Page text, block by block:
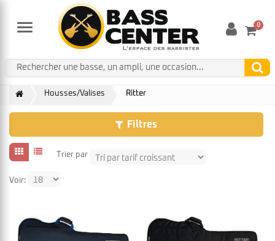
Menu 0
Housses/Valises Ritter
Filtres
Trier par
Voir: